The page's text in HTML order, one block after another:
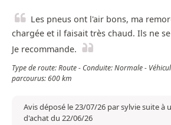
Les pneus ont l'air bons, ma
chargée et il faisait très chaud. Ils ne
Je recommande.
Type de route: Route - Conduite: Normale -
parcourus: 600 km
Avis déposé le 23/07/26 par sylvie suite à
d'achat du 22/06/26